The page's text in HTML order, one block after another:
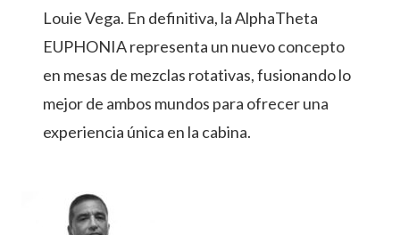
Louie Vega. En definitiva, la AlphaTheta
EUPHONIA representa un nuevo concepto
en mesas de mezclas rotativas, fusionando lo
mejor de ambos mundos para ofrecer una
experiencia única en la cabina.